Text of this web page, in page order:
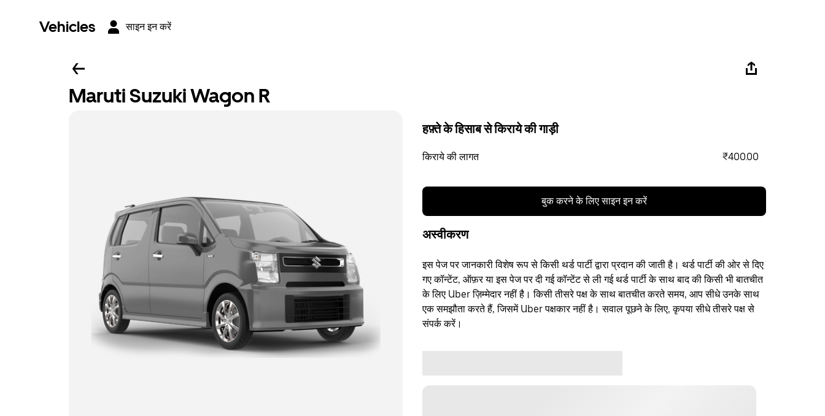
Vehicles साइन इन करें
Maruti Suzuki Wagon R
हफ़्ते के हिसाब से किराये की गाड़ी
किराये की लागत ₹400.00
बुक करने के लिए साइन इन करें
अस्वीकरण
इस पेज पर जानकारी विशेष रूप से किसी थर्ड पार्टी द्वारा प्रदान की जाती है। थर्ड पार्टी की ओर से दिए
गए कॉन्टेंट, ऑफ़र या इस पेज पर दी गई कॉन्टेंट से ली गई थर्ड पार्टी के साथ बाद की किसी भी बातचीत
के लिए Uber ज़िम्मेदार नहीं है। किसी तीसरे पक्ष के साथ बातचीत करते समय, आप सीधे उनके साथ
एक समझौता करते हैं, जिसमें Uber पक्षकार नहीं है। सवाल पूछने के लिए, कृपया सीधे तीसरे पक्ष से
संपर्क करें।